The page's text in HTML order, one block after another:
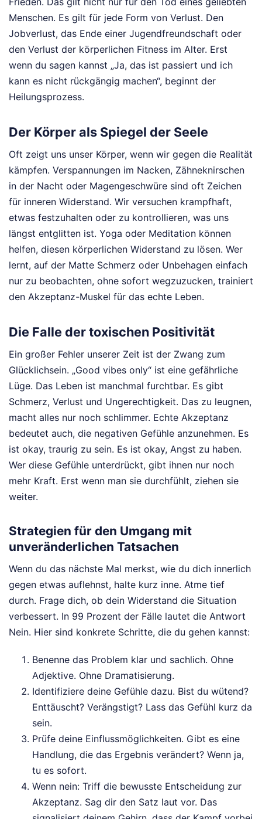
Menschen. Es gilt für jede Form von Verlust. Den
Jobverlust, das Ende einer Jugendfreundschaft oder
den Verlust der körperlichen Fitness im Alter. Erst
wenn du sagen kannst „Ja, das ist passiert und ich
kann es nicht rückgängig machen“, beginnt der
Heilungsprozess.
Der Körper als Spiegel der Seele
Oft zeigt uns unser Körper, wenn wir gegen die Realität
kämpfen. Verspannungen im Nacken, Zähneknirschen
in der Nacht oder Magengeschwüre sind oft Zeichen
für inneren Widerstand. Wir versuchen krampfhaft,
etwas festzuhalten oder zu kontrollieren, was uns
längst entglitten ist. Yoga oder Meditation können
helfen, diesen körperlichen Widerstand zu lösen. Wer
lernt, auf der Matte Schmerz oder Unbehagen einfach
nur zu beobachten, ohne sofort wegzuzucken, trainiert
den Akzeptanz-Muskel für das echte Leben.
Die Falle der toxischen Positivität
Ein großer Fehler unserer Zeit ist der Zwang zum
Glücklichsein. „Good vibes only“ ist eine gefährliche
Lüge. Das Leben ist manchmal furchtbar. Es gibt
Schmerz, Verlust und Ungerechtigkeit. Das zu leugnen,
macht alles nur noch schlimmer. Echte Akzeptanz
bedeutet auch, die negativen Gefühle anzunehmen. Es
ist okay, traurig zu sein. Es ist okay, Angst zu haben.
Wer diese Gefühle unterdrückt, gibt ihnen nur noch
mehr Kraft. Erst wenn man sie durchfühlt, ziehen sie
weiter.
Strategien für den Umgang mit
unveränderlichen Tatsachen
Wenn du das nächste Mal merkst, wie du dich innerlich
gegen etwas auflehnst, halte kurz inne. Atme tief
durch. Frage dich, ob dein Widerstand die Situation
verbessert. In 99 Prozent der Fälle lautet die Antwort
Nein. Hier sind konkrete Schritte, die du gehen kannst:
Benenne das Problem klar und sachlich. Ohne
Adjektive. Ohne Dramatisierung.
Identifiziere deine Gefühle dazu. Bist du wütend?
Enttäuscht? Verängstigt? Lass das Gefühl kurz da
sein.
Prüfe deine Einflussmöglichkeiten. Gibt es eine
Handlung, die das Ergebnis verändert? Wenn ja,
tu es sofort.
Wenn nein: Triff die bewusste Entscheidung zur
Akzeptanz. Sag dir den Satz laut vor. Das